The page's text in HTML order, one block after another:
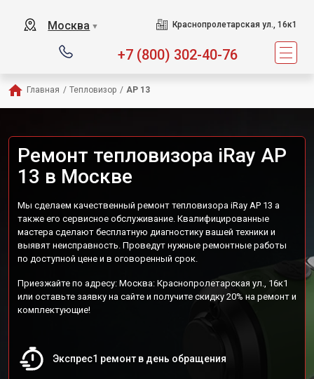
Москва ▼ Краснопролетарская ул., 16к1
+7 (800) 302-40-76
Главная / Тепловизор / AP 13
Ремонт тепловизора iRay AP
13 в Москве
Мы сделаем качественный ремонт тепловизора iRay AP 13 а
также его сервисное обслуживание. Квалифицированные
мастера сделают бесплатную диагностику вашей техники и
выявят неисправность. Проведут нужные ремонтные работы
по доступной цене и в оговоренный срок.
Приезжайте по адресу: Москва: Краснопролетарская ул., 16к1
или оставьте заявку на сайте и получите скидку 20% на ремонт и
комплектующие!
Экспрес1 ремонт в день обращения